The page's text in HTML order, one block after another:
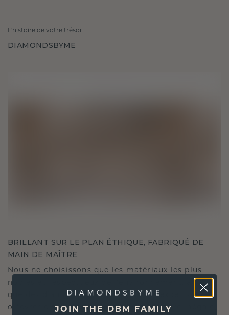
L'histoire de votre trésor
DIAMONDSBYME
BRILLANT SUR LE PLAN ÉTHIQUE, FABRIQUÉ DE
MAIN DE MAÎTRE
Nous ne choisissons que les matériaux les plus
nobles et respectueux de l'environnement, ainsi
que des diamants synthétiques. Nos experts en
orfèvrerie allient durabilité et savoir-faire inégalé,
JOIN THE DBM FAMILY